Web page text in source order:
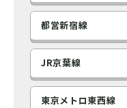
都営新宿線
JR京葉線
東京メトロ東西線